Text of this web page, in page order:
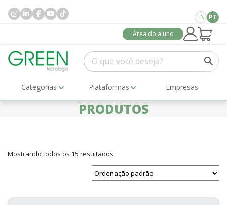
EN PT
Área do aluno
Categorias Plataformas Empresas
PRODUTOS
Mostrando todos os 15 resultados